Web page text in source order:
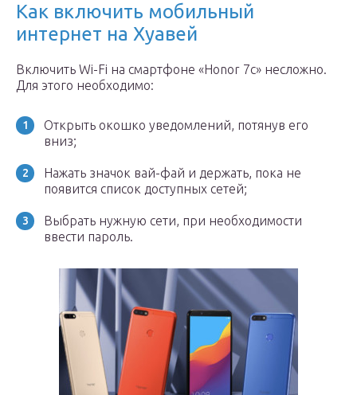
Как включить мобильный
интернет на Хуавей
Включить Wi-Fi на смартфоне «Honor 7с» несложно.
Для этого необходимо:
Открыть окошко уведомлений, потянув его
вниз;
Нажать значок вай-фай и держать, пока не
появится список доступных сетей;
Выбрать нужную сети, при необходимости
ввести пароль.